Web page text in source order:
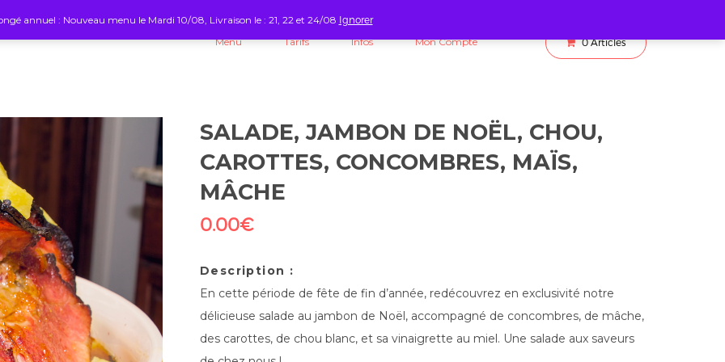
Menu Tarifs Infos Mon Compte 0 Articles
SALADE, JAMBON DE NOËL, CHOU,
CAROTTES, CONCOMBRES, MAÏS,
MÂCHE
0.00€
Description :
En cette période de fête de fin d’année, redécouvrez en exclusivité notre
délicieuse salade au jambon de Noël, accompagné de concombres, de mâche,
des carottes, de chou blanc, et sa vinaigrette au miel. Une salade aux saveurs
annuel : Nouveau menu le Mardi 10/08, Livraison le : 21, 22 et 24/08 Ignorer